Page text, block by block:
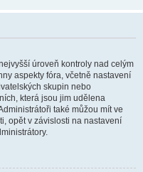
úroveň kontroly nad celým
aspekty fóra, včetně nastavení
skupin nebo
která jsou jim udělena
také můžou mít ve
opět v závislosti na nastavení